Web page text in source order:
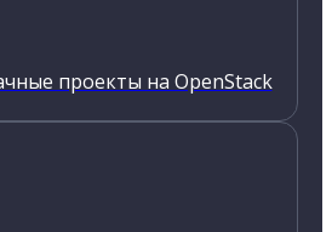
проекты на OpenStack